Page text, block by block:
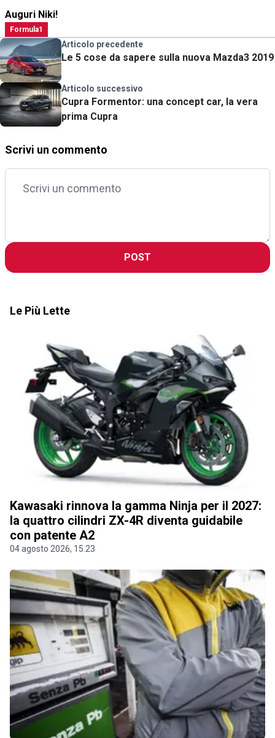
Auguri Niki!
Formula1
Articolo precedente
Le 5 cose da sapere sulla nuova Mazda3 2019
Articolo successivo
Cupra Formentor: una concept car, la vera
prima Cupra
Scrivi un commento
POST
Le Più Lette
Kawasaki rinnova la gamma Ninja per il 2027:
la quattro cilindri ZX-4R diventa guidabile
con patente A2
04 agosto 2026, 15.23